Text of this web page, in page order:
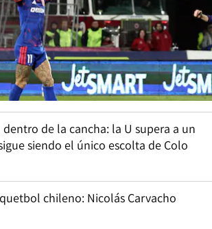
dentro de la cancha: la U supera a un
siendo el único escolta de Colo
chileno: Nicolás Carvacho